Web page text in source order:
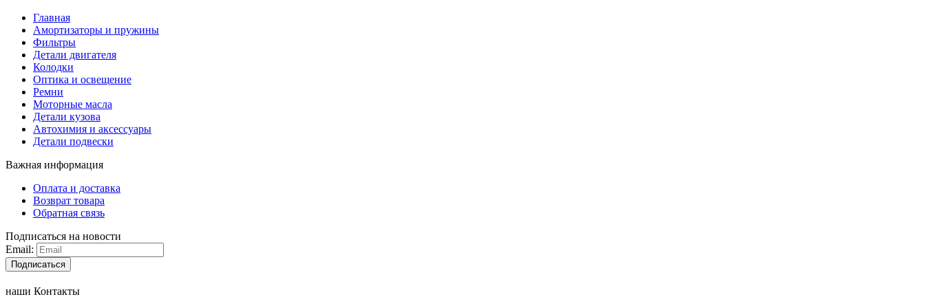
Главная
Амортизаторы и пружины
Фильтры
Детали двигателя
Колодки
Оптика и освещение
Ремни
Моторные масла
Детали кузова
Автохимия и аксессуары
Детали подвески
Важная информация
Оплата и доставка
Возврат товара
Обратная связь
Подписаться на новости
Email:
Подписаться
наши Контакты